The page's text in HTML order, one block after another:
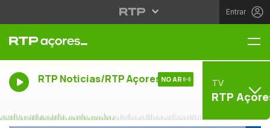
Entrar
RTP Noticias/RTP Açores NO AR TV
RTP